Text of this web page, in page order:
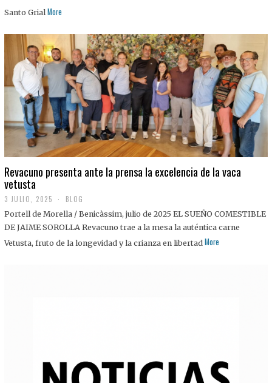
2
5
Santo Grial More
Revacuno presenta ante la prensa la excelencia de la vaca
vetusta
3 JULIO, 2025
J
U
I
BLOG
Portell de Morella / Benicàssim, julio de 2025 EL SUEÑO COMESTIBLE
DE JAIME SOROLLA Revacuno trae a la mesa la auténtica carne
Vetusta, fruto de la longevidad y la crianza en libertad More